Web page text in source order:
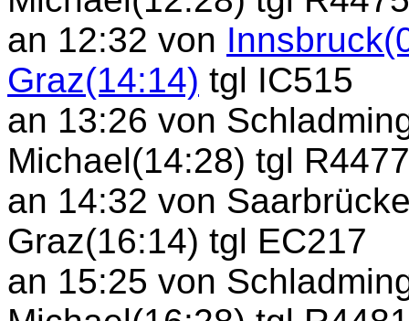
an 12:32 von
Graz(14:14) tgl IC515
an 13:26 von
Michael(14:28) tgl R4477
an 14:32 von
Graz(16:14) tgl EC217
an 15:25 von